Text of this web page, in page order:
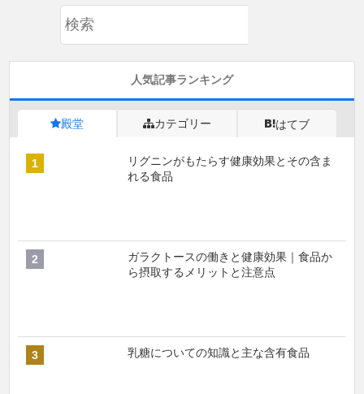
人気記事ランキング
殿堂 カテゴリー はてブ
リグニンがもたらす健康効果とその含ま
れる食品
ガラクトースの働きと健康効果｜食品か
ら摂取するメリットと注意点
乳糖についての知識と主な含有食品